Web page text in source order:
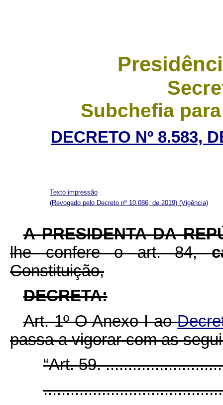
Subchefia
DECRETO Nº 8.583,
Texto impressão
(Revogado pelo Decreto nº 10.086, de 2019) (Vigência)
APRESIDENTA DA
lhe confere o art. 84,
Constituição,
DECRETA:
Art. 1º O Anexo I ao
passa a vigorar com as
“Art. 59.